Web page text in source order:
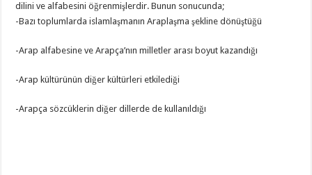
dilini ve alfabesini öğrenmişlerdir. Bunun sonucunda;
-Bazı toplumlarda islamlaşmanın Araplaşma şekline dönüştüğü
-Arap alfabesine ve Arapça’nın milletler arası boyut kazandığı
-Arap kültürünün diğer kültürleri etkilediği
-Arapça sözcüklerin diğer dillerde de kullanıldığı